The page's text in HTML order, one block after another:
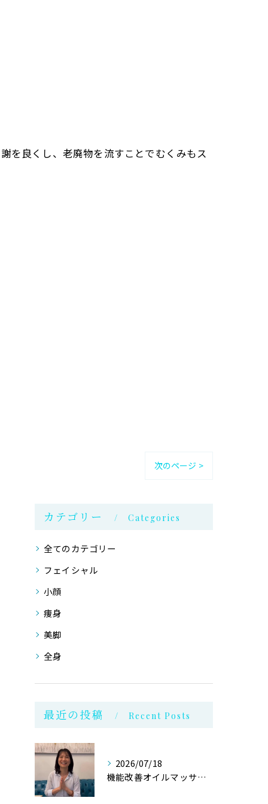
を良くし、老廃物を流すことでむくみもス
次のページ >
カテゴリー Categories
全てのカテゴリー
フェイシャル
小顔
痩身
美脚
全身
最近の投稿 Recent Posts
2026/07/18
機能改善オイルマッサージ@銀座